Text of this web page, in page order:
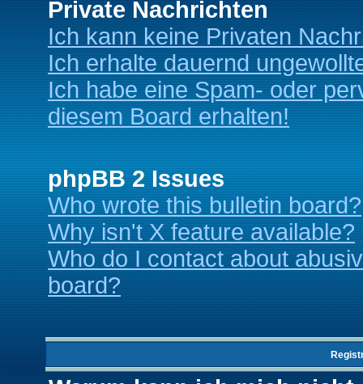
Private Nachrichten
Ich kann keine Privaten
Ich erhalte dauernd
Ich habe eine Spam- oder
diesem Board erhalten!
phpBB 2 Issues
Who wrote this bulletin board?
Why isn't X feature available?
Who do I contact about
board?